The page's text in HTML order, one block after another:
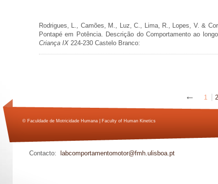
Rodrigues, L., Camões, M., Luz, C., Lima, R., Lopes, V. &
Pontapé em Potência. Descrição do Comportamento ao
Criança IX 224-230 Castelo Branco:
← 1 2
© Faculdade de Motricidade Humana | Faculty of Human Kinetics
Contacto: labcomportamentomotor@fmh.ulisboa.pt